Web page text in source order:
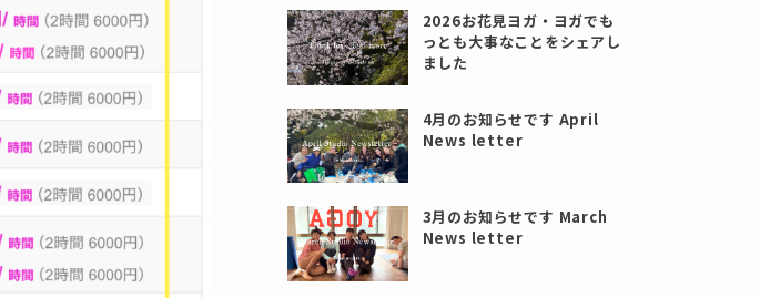
2026お花見ヨガ・ヨガでも
っとも大事なことをシェアし
ました
4月のお知らせです April
News letter
3月のお知らせです March
News letter